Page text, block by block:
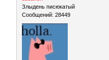
Злыдень писюкатый
Сообщений: 28449